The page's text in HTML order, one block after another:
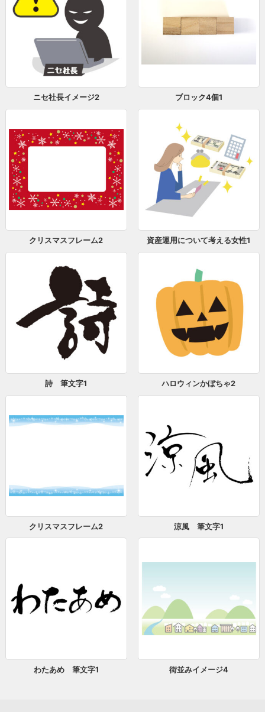
ニセ社長イメージ2 ブロック4個1
クリスマスフレーム2 資産運用について考える女性1
詩 筆文字1 ハロウィンかぼちゃ2
クリスマスフレーム2 涼風 筆文字1
わたあめ 筆文字1 街並みイメージ4